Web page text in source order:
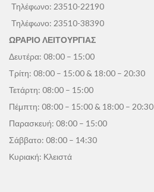
Τηλέφωνο: 23510-22190
Τηλέφωνο: 23510-38390
ΩΡΑΡΙΟ ΛΕΙΤΟΥΡΓΙΑΣ
Δευτέρα: 08:00 – 15:00
Τρίτη: 08:00 – 15:00 & 18:00 – 20:30
Τετάρτη: 08:00 – 15:00
Πέμπτη: 08:00 – 15:00 & 18:00 – 20:30
Παρασκευή: 08:00 – 15:00
Σάββατο: 08:00 – 14:30
Κυριακή: Κλειστά